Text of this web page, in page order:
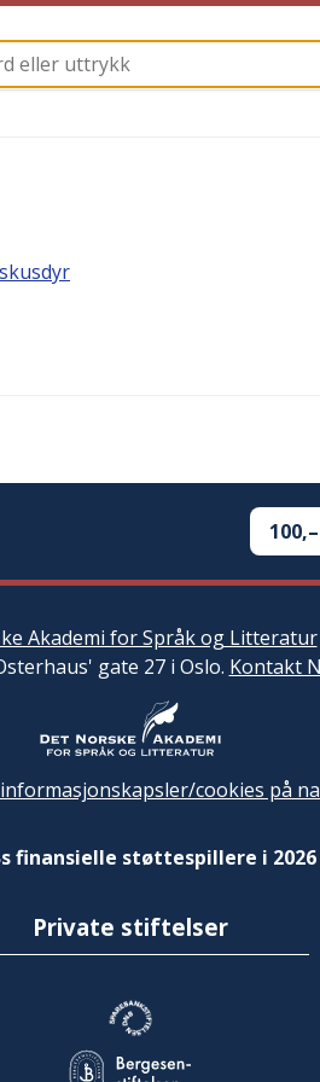
100,–
Akademi for Språk og Litteratur
gate 27 i Oslo. Kontakt
cookies på
finansielle støttespillere i 2026
Private stiftelser